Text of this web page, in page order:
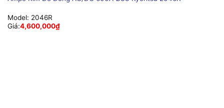
Model: 2046R
Giá:4,600,000₫